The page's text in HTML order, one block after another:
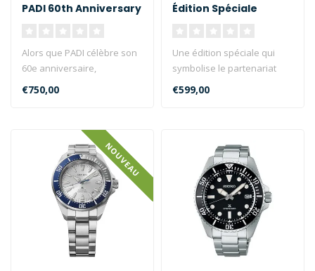
PADI 60th Anniversary
Alors que PADI célèbre son
60e anniversaire,
l'organisation et Seiko
marquent ..
€750,00
Édition Spéciale
Une édition spéciale qui
symbolise le partenariat
entre Prospex et PADI. Le
€599,00
NOUVEAU